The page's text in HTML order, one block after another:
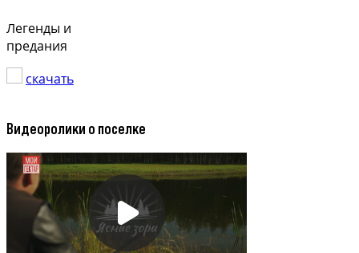
Легенды и
предания
скачать
Видеоролики о поселке